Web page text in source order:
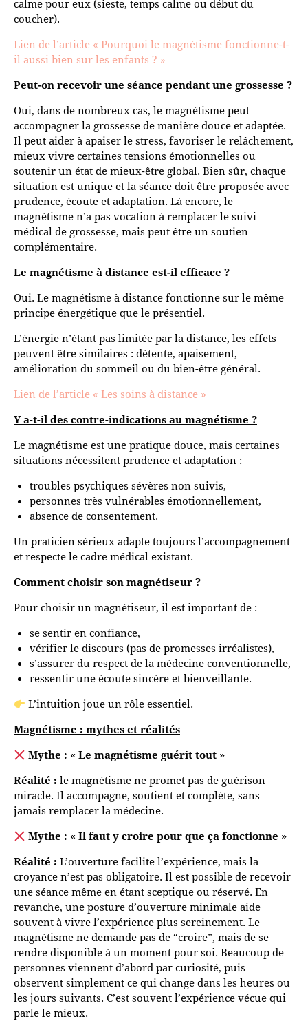
calme pour eux (sieste, temps calme ou début du
coucher).
Lien de l’article « Pourquoi le magnétisme fonctionne-t-
il aussi bien sur les enfants ? »
Peut-on recevoir une séance pendant une grossesse ?
Oui, dans de nombreux cas, le magnétisme peut
accompagner la grossesse de manière douce et adaptée.
Il peut aider à apaiser le stress, favoriser le relâchement,
mieux vivre certaines tensions émotionnelles ou
soutenir un état de mieux-être global. Bien sûr, chaque
situation est unique et la séance doit être proposée avec
prudence, écoute et adaptation. Là encore, le
magnétisme n’a pas vocation à remplacer le suivi
médical de grossesse, mais peut être un soutien
complémentaire.
Le magnétisme à distance est-il efficace ?
Oui. Le magnétisme à distance fonctionne sur le même
principe énergétique que le présentiel.
L’énergie n’étant pas limitée par la distance, les effets
peuvent être similaires : détente, apaisement,
amélioration du sommeil ou du bien-être général.
Lien de l’article « Les soins à distance »
Y a-t-il des contre-indications au magnétisme ?
Le magnétisme est une pratique douce, mais certaines
situations nécessitent prudence et adaptation :
troubles psychiques sévères non suivis,
personnes très vulnérables émotionnellement,
absence de consentement.
Un praticien sérieux adapte toujours l’accompagnement
et respecte le cadre médical existant.
Comment choisir son magnétiseur ?
Pour choisir un magnétiseur, il est important de :
se sentir en confiance,
vérifier le discours (pas de promesses irréalistes),
s’assurer du respect de la médecine conventionnelle,
ressentir une écoute sincère et bienveillante.
L’intuition joue un rôle essentiel.
Magnétisme : mythes et réalités
Mythe : « Le magnétisme guérit tout »
Réalité : le magnétisme ne promet pas de guérison
miracle. Il accompagne, soutient et complète, sans
jamais remplacer la médecine.
Mythe : « Il faut y croire pour que ça fonctionne »
Réalité : L’ouverture facilite l’expérience, mais la
croyance n’est pas obligatoire. Il est possible de recevoir
une séance même en étant sceptique ou réservé. En
revanche, une posture d’ouverture minimale aide
souvent à vivre l’expérience plus sereinement. Le
magnétisme ne demande pas de “croire”, mais de se
rendre disponible à un moment pour soi. Beaucoup de
personnes viennent d’abord par curiosité, puis
observent simplement ce qui change dans les heures ou
les jours suivants. C’est souvent l’expérience vécue qui
parle le mieux.